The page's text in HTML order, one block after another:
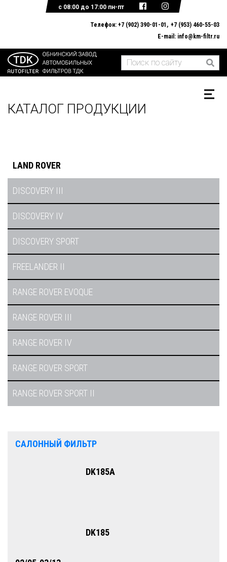
Телефон: +7 (902) 390-01-01
+7 (953) 460-55-03
E-mail: info@km-filtr.ru
с 08:00 до 17:00 пн-пт
ГЛАВНАЯ
О КОМПАНИИ
КАТАЛОГ ПРОДУКЦИИ
ДОКУМЕНТЫ
ОБРАТНАЯ СВЯЗЬ
КАТАЛОГ ПРОДУКЦИИ
LAND ROVER
DISCOVERY III
DISCOVERY IV
DISCOVERY SPORT
FREELANDER II
RANGE ROVER EVOQUE
RANGE ROVER III
RANGE ROVER IV
RANGE ROVER SPORT
RANGE ROVER SPORT II
САЛОННЫЙ ФИЛЬТР
DK185А
DK185